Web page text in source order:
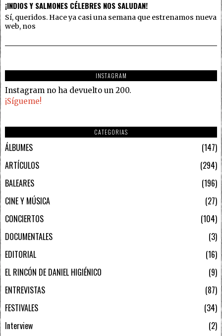
¡INDIOS Y SALMONES CÉLEBRES NOS SALUDAN!
Sí, queridos. Hace ya casi una semana que estrenamos nueva
web, nos
INSTAGRAM
Instagram no ha devuelto un 200.
¡Sígueme!
CATEGORIAS
ÁLBUMES
147
ARTÍCULOS
294
BALEARES
196
CINE Y MÚSICA
27
CONCIERTOS
104
DOCUMENTALES
3
EDITORIAL
16
EL RINCÓN DE DANIEL HIGIÉNICO
9
ENTREVISTAS
87
FESTIVALES
34
Interview
2